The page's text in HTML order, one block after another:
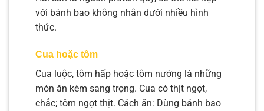
với bánh bao không nhân dưới nhiều hình
thức.
Cua hoặc tôm
Cua luộc, tôm hấp hoặc tôm nướng là những
món ăn kèm sang trọng. Cua có thịt ngọt,
chắc; tôm ngọt thịt. Cách ăn: Dùng bánh bao